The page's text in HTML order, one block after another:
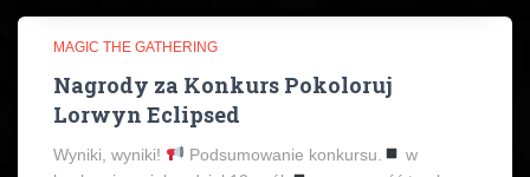
MAGIC THE GATHERING
Nagrody za Konkurs Pokoloruj
Lorwyn Eclipsed
Wyniki, wyniki! Podsumowanie konkursu.
w